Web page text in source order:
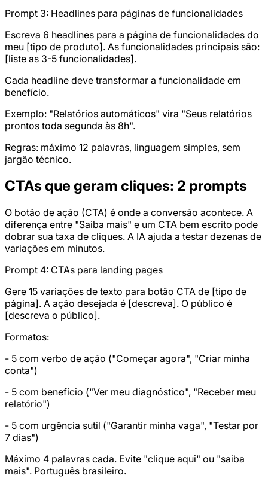
Prompt 3: Headlines para páginas de funcionalidades
Escreva 6 headlines para a página de funcionalidades do
meu [tipo de produto]. As funcionalidades principais são:
[liste as 3-5 funcionalidades].
Cada headline deve transformar a funcionalidade em
benefício.
Exemplo: "Relatórios automáticos" vira "Seus relatórios
prontos toda segunda às 8h".
Regras: máximo 12 palavras, linguagem simples, sem
jargão técnico.
CTAs que geram cliques: 2 prompts
O botão de ação (CTA) é onde a conversão acontece. A
diferença entre "Saiba mais" e um CTA bem escrito pode
dobrar sua taxa de cliques. A IA ajuda a testar dezenas de
variações em minutos.
Prompt 4: CTAs para landing pages
Gere 15 variações de texto para botão CTA de [tipo de
página]. A ação desejada é [descreva]. O público é
[descreva o público].
Formatos:
- 5 com verbo de ação ("Começar agora", "Criar minha
conta")
- 5 com benefício ("Ver meu diagnóstico", "Receber meu
relatório")
- 5 com urgência sutil ("Garantir minha vaga", "Testar por
7 dias")
Máximo 4 palavras cada. Evite "clique aqui" ou "saiba
mais". Português brasileiro.